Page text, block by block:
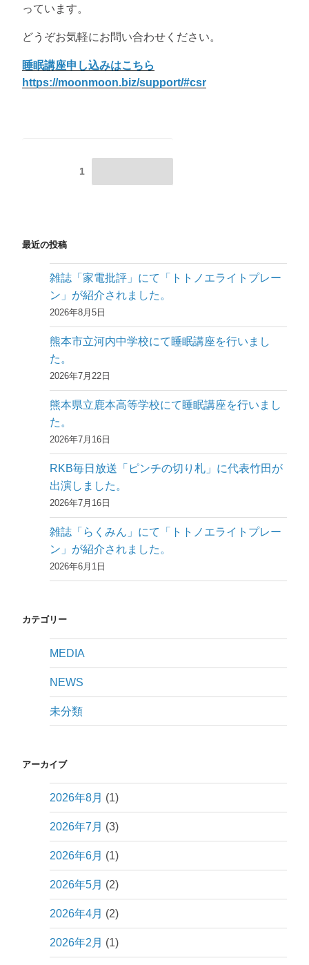
っています。
どうぞお気軽にお問い合わせください。
睡眠講座申し込みはこちら
https://moonmoon.biz/support/#csr
ー
1
最近の投稿
雑誌「家電批評」にて「トトノエライトプレー
ン」が紹介されました。
2026年8月5日
熊本市立河内中学校にて睡眠講座を行いまし
た。
2026年7月22日
熊本県立鹿本高等学校にて睡眠講座を行いまし
た。
2026年7月16日
RKB毎日放送「ピンチの切り札」に代表竹田が
出演しました。
2026年7月16日
雑誌「らくみん」にて「トトノエライトプレー
ン」が紹介されました。
2026年6月1日
カテゴリー
MEDIA
NEWS
未分類
アーカイブ
2026年8月 (1)
2026年7月 (3)
2026年6月 (1)
2026年5月 (2)
2026年4月 (2)
2026年2月 (1)